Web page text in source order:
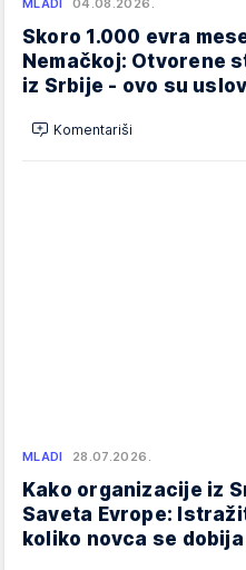
MLADI 04.08.2026.
Skoro 1.000 evra
Nemačkoj: Otvorene
iz Srbije - ovo su
Komentariši
MLADI 28.07.2026.
Kako organizacije iz
Saveta Evrope:
koliko novca se dobija